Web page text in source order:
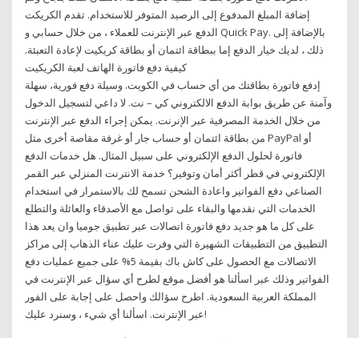
إضافة المبلغ المدفوع إلى الرصيد المتوفر للاستخدام. تقدم الكريكت
الدفع عبر الإنترنت للعملاء ، من خلال حسابي و Quick Pay. بالإضافة إلى
ذلك ، لديك خيار الدفع إما ببطاقة ائتمان أو بطاقة كريكيت لإعادة التعبئة.
كيفية دفع فاتورة الهاتف لعبة الكريكيت
إدفع فاتورة بطاقتك من أي حساب في الكويت. وسيلة دفع فورية، سهلة
وآمنة عن طريق بوابة الدفع الالكتروني كي – نت. لا داعي لتسجيل الدخول
من خلال الخدمة المصرفية عبر الإنرنت. يمكن إجراء الدفع عبر الإنترنت
من بطاقة ائتمان أو حساب جار أو غرفة مقاصة أخرى مثل PayPal أو
فاتورة لحلول الدفع الإلكتروني على سبيل المثال. هل خدمات الدفع
الإلكتروني في قطر أكثر أمان وتوفير؟ خدمة الانترنت المنزلي عبر القمر
الصناعي دفع الفواتير واعادة الشحن تسمح لك بالاستمرار في استخدام
الخدمات التي نقدمها والبقاء على تواصل مع الأصدقاء والعائلة والتطلع
على كل ما هو جديد دفع فاتورة اتصالات عبر تطبيق جوميا وان يعد هذا
التطبيق من التطبيقات الشهيرة التي وفرت عليك عناء الذهاب إلى مراكز
الاتصالات مع الحصول على كاش باك بقيمة 5% على جميع عمليات دفع
الفواتير وذلك عبر اسألنا هو أفضل موقع لطرح أي سؤال عبر الإنترنت في
المملكة العربية السعودية. اطرح سؤالك واحصل على إجابة على الفور
عبر الإنترنت. اسألنا أي شيء ، وسنرد عليك!